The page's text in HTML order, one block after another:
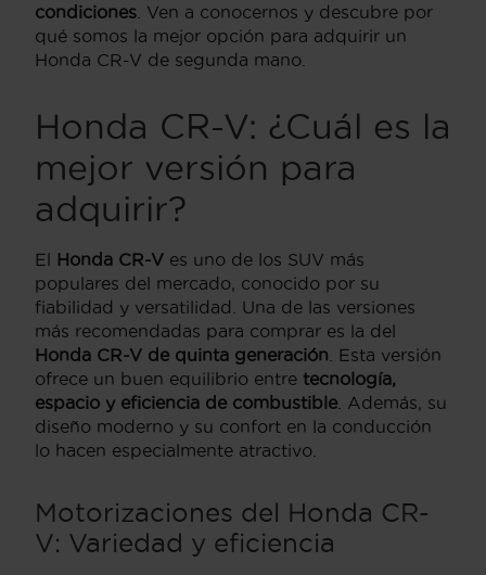
condiciones . Ven a conocernos y descubre por
qué somos la mejor opción para adquirir un
Honda CR-V de segunda mano.
Honda CR-V: ¿Cuál es la
mejor versión para
adquirir?
El Honda CR-V es uno de los SUV más
populares del mercado, conocido por su
fiabilidad y versatilidad. Una de las versiones
más recomendadas para comprar es la del
Honda CR-V de quinta generación . Esta versión
ofrece un buen equilibrio entre tecnología,
espacio y eficiencia de combustible . Además, su
diseño moderno y su confort en la conducción
lo hacen especialmente atractivo.
Motorizaciones del Honda CR-
V: Variedad y eficiencia